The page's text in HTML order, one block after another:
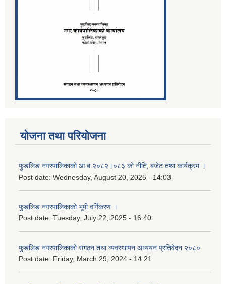
योजना तथा परियोजना
फुङलिङ नगरपालिकाको आ.ब.२०८२।०८३ को नीति‚ बजेट तथा कार्यक्रम ।
Post date: Wednesday, August 20, 2025 - 14:03
फुङलिङ नगरपालिकाको भूमी वर्गिकरण ।
Post date: Tuesday, July 22, 2025 - 16:40
फुङलिङ नगरपालिकाको संगठन तथा व्यवस्थापन अध्ययन प्रतिवेदन २०८०
Post date: Friday, March 29, 2024 - 14:21